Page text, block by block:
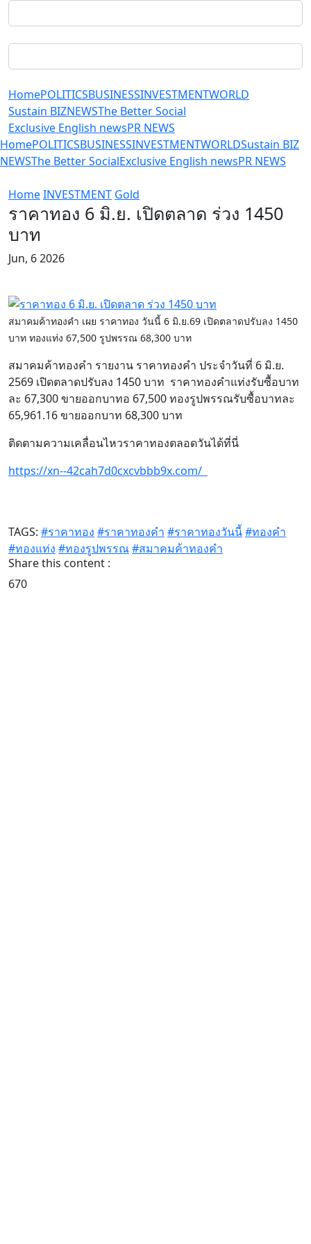
HomePOLITICSBUSINESSINVESTMENTWORLD
Sustain BIZNEWSThe Better Social
Exclusive English newsPR NEWS
HomePOLITICSBUSINESSINVESTMENTWORLDSustain BIZ
NEWSThe Better SocialExclusive English newsPR NEWS
HomeINVESTMENT Gold
ราคาทอง 6 มิ.ย. เปิดตลาด ร่วง 1450
บาท
Jun, 6 2026
สมาคมค้าทองคำ เผย ราคาทอง วันนี้ 6 มิ.ย.69 เปิดตลาดปรับลง 1450
บาท ทองแท่ง 67,500 รูปพรรณ 68,300 บาท
สมาคมค้าทองคำ รายงาน ราคาทองคำ ประจำวันที่ 6 มิ.ย.
2569 เปิดตลาดปรับลง 1450 บาท ราคาทองคำแท่งรับซื้อบาท
ละ 67,300 ขายออกบาทอ 67,500 ทองรูปพรรณรับซื้อบาทละ
65,961.16 ขายออกบาท 68,300 บาท
ติดตามความเคลื่อนไหวราคาทองตลอดวันได้ที่นี่
https://xn--42cah7d0cxcvbbb9x.com/
TAGS: #ราคาทอง #ราคาทองคำ #ราคาทองวันนี้#ทองคำ
#ทองแท่ง #ทองรูปพรรณ#สมาคมค้าทองคำ
Share this content :
670